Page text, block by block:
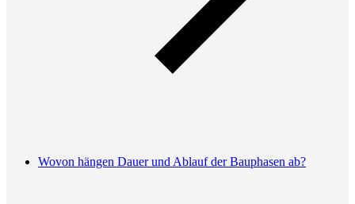
Wovon hängen Dauer und Ablauf der Bauphasen ab?